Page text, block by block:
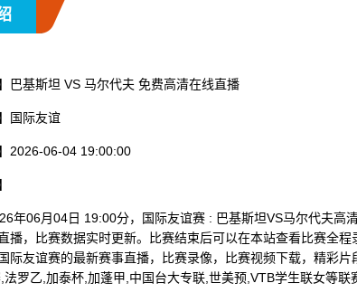
巴基斯坦 VS 马尔代夫 免费高清在线直播
国际友谊
2026-06-04 19:00:00
年06月04日 19:00分，国际友谊赛 : 巴基斯坦VS马尔代夫高
播，比赛数据实时更新。比赛结束后可以在本站查看比赛全
际友谊赛的最新赛事直播，比赛录像，比赛视频下载，精彩
罗乙,加泰杯,加蓬甲,中国台大专联,世美预,VTB学生联女等联